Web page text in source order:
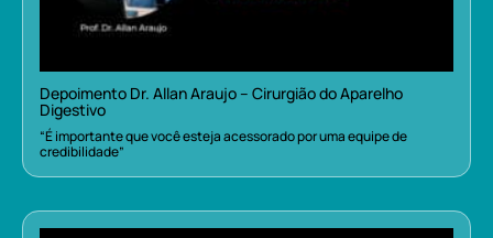
Depoimento Dr. Allan Araujo – Cirurgião do Aparelho
Digestivo
“É importante que você esteja acessorado por uma equipe de
credibilidade”